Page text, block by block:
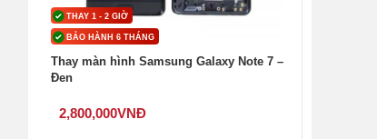
THAY 1 - 2 GIỜ
BẢO HÀNH 6 THÁNG
Thay màn hình Samsung Galaxy Note 7 –
Đen
2,800,000VNĐ